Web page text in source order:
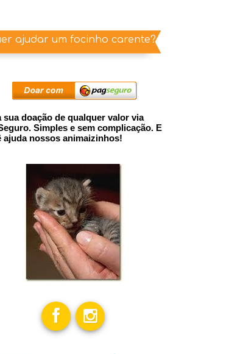
ajudar um focinho carente?
sua doação de qualquer valor via
Simples e sem complicação. E
ajuda nossos animaizinhos!